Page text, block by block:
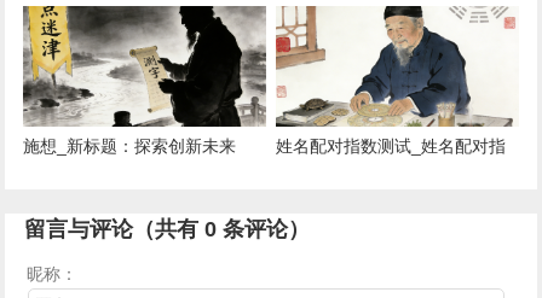
体验
施想_新标题：探索创新未来
姓名配对指数测试_姓名配对指
留言与评论（共有0 条评论）
昵称：